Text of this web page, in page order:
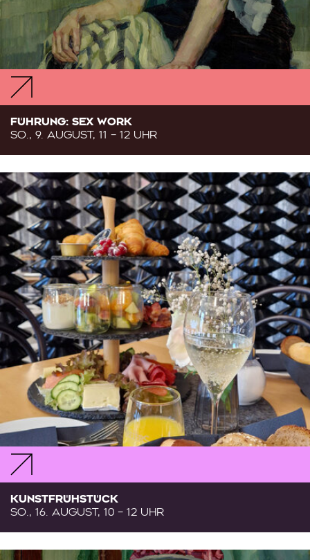
FÜHRUNG: SEX WORK
SO., 9. AUGUST, 11 – 12 UHR
KUNSTFRÜHSTÜCK
SO., 16. AUGUST, 10 – 12 UHR